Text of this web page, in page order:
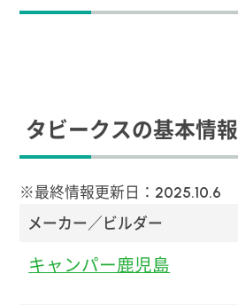
タビークスの基本情報
※最終情報更新日： 2025.10.6
メーカー／ビルダー
キャンパー鹿児島